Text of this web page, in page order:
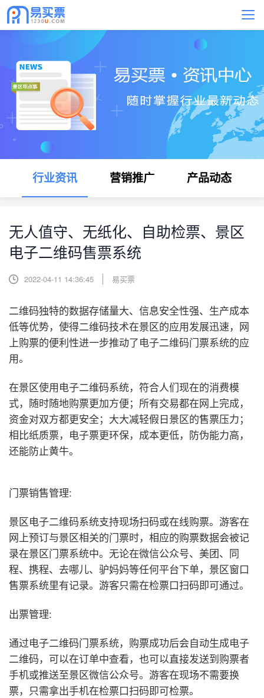
行业资讯 营销推广 产品动态
无人值守、无纸化、自助检票、景区
电子二维码售票系统
2022-04-11 14:36:45 易买票
二维码独特的数据存储量大、信息安全性强、生产成本
低等优势，使得二维码技术在景区的应用发展迅速，网
上购票的便利性进一步推动了电子二维码门票系统的应
用。
在景区使用电子二维码系统，符合人们现在的消费模
式，随时随地购票更加方便；所有交易都在网上完成，
资金对双方都更安全；大大减轻假日景区的售票压力；
相比纸质票，电子票更环保，成本更低，防伪能力高，
还能防止黄牛。
门票销售管理:
景区电子二维码系统支持现场扫码或在线购票。游客在
网上预订与景区相关的门票时，相应的购票数据会被记
录在景区门票系统中。无论在微信公众号、美团、同
程、携程、去哪儿、驴妈妈等任何平台下单，景区窗口
售票系统里有记录。游客只需在检票口扫码即可通过。
出票管理:
通过电子二维码门票系统，购票成功后会自动生成电子
二维码，可以在订单中查看，也可以直接发送到购票者
手机或推送至景区微信公众号。游客在现场不需要换
票，只需拿出手机在检票口扫码即可检票。